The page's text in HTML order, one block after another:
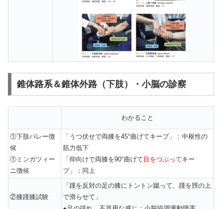
錐体路系＆錐体外路（下肢）・小脳の診察
わかること
①下肢バレー徴
候
①ミンガツィー
ニ徴候
「うつ伏せで両膝を45°曲げてキープ」：中枢性の
筋力低下
「仰向けで両膝を90°曲げて 目をつぶってキー
プ」：同上
②膝踵膝試験
「踵を反対の足の膝にトントン蹴って、踵を脛の上
で滑らせて」